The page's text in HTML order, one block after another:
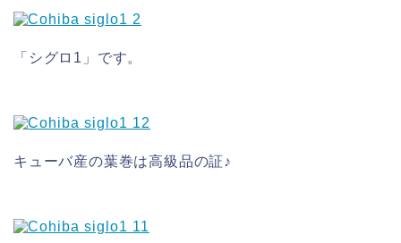
「シグロ1」です。
キューバ産の葉巻は高級品の証♪